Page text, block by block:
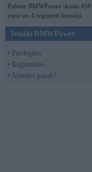
Pašreiz BMWPower skatās 458
viesi un 4 reģistrēti lietotāji.
Ienākt BMWPower
• Pieslēgties
• Reģistrēties
• Aizmirsi paroli?